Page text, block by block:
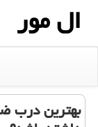
ال مور
بهترین درب